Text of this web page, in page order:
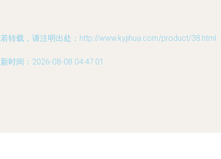
转载，请注明出处：http://www.kyjihua.com/product/38.html
时间：2026-08-08 04:47:01